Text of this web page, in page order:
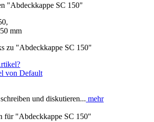
"Abdeckkappe SC 150"
mm
zu "Abdeckkappe SC 150"
von Default
und diskutieren... mehr
für "Abdeckkappe SC 150"